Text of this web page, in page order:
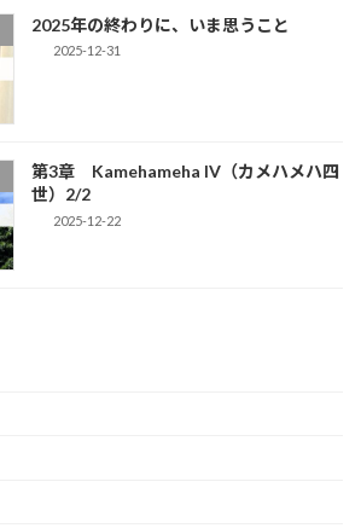
2025年の終わりに、いま思うこと
2025-12-31
第3章 Kamehameha IV（カメハメハ四
世）2/2
2025-12-22